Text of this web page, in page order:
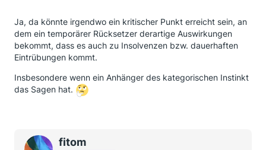
Ja, da könnte irgendwo ein kritischer Punkt erreicht sein, an
dem ein temporärer Rücksetzer derartige Auswirkungen
bekommt, dass es auch zu Insolvenzen bzw. dauerhaften
Eintrübungen kommt.
Insbesondere wenn ein Anhänger des kategorischen Instinkt
das Sagen hat.
fitom